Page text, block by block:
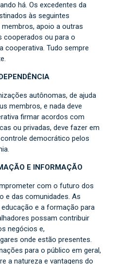
há. Os excedentes da
às seguintes
apoio a outras
cooperados ou para o
cooperativa. Tudo sempre
autônomas, de ajuda
membros, e nada deve
firmar acordos com
ou privadas, deve fazer em
democrático pelos
E INFORMAÇÃO
com o futuro dos
e das comunidades. As
e a formação para
possam contribuir
negócios e,
onde estão presentes.
para o público em geral,
a natureza e vantagens do